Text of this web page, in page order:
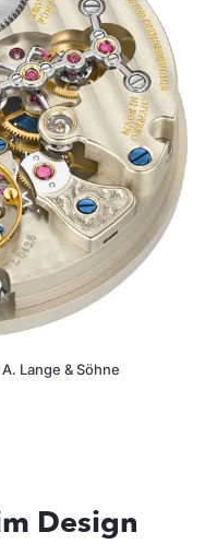
A. Lange & Söhne
Design